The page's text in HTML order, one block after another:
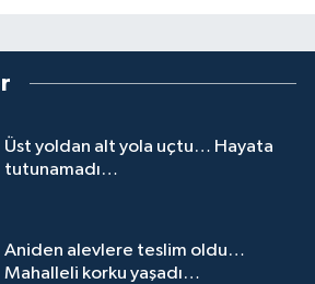
Üst yoldan alt yola uçtu… Hayata
tutunamadı…
Aniden alevlere teslim oldu…
Mahalleli korku yaşadı…